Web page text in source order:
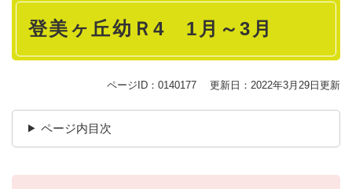
本
登美ヶ丘幼Ｒ4 1月～3月
ページID：0140177 更新日：2022年3月29日更新
ページ内目次